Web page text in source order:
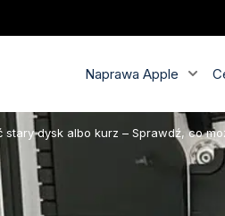
Naprawa Apple
stary dysk albo kurz – Sprawdź, co